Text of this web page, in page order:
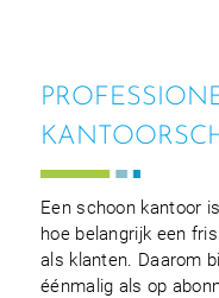
Een schoon kantoor
hoe belangrijk een
als klanten. Daarom
éénmalig als op